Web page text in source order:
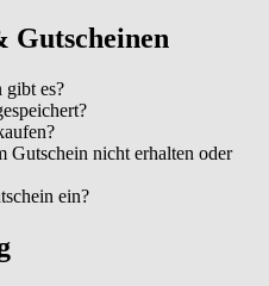
Gutscheinen
gibt es?
Gutschein nicht erhalten oder
ein?